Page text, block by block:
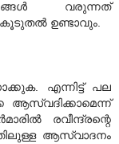
വരുന്നത്
കൂടുതല്‍ ഉണ്ടാവും.
എന്നിട്ട് പല
രവീന്ദ്രന്റെ
ആസ്വാദനം